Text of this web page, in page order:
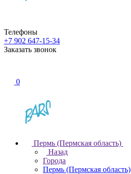
Телефоны
+7 902 647-15-34
Заказать звонок
0
Пермь (Пермская область)
Назад
Города
Пермь (Пермская область)